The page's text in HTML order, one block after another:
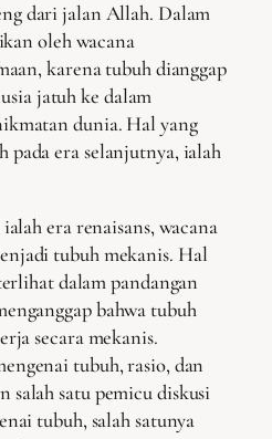
dari jalan Allah. Dalam
oleh wacana
karena tubuh dianggap
jatuh ke dalam
dunia. Hal yang
pada era selanjutnya, ialah
era renaisans, wacana
tubuh mekanis. Hal
dalam pandangan
bahwa tubuh
secara mekanis.
tubuh, rasio, dan
salah satu pemicu diskusi
tubuh, salah satunya